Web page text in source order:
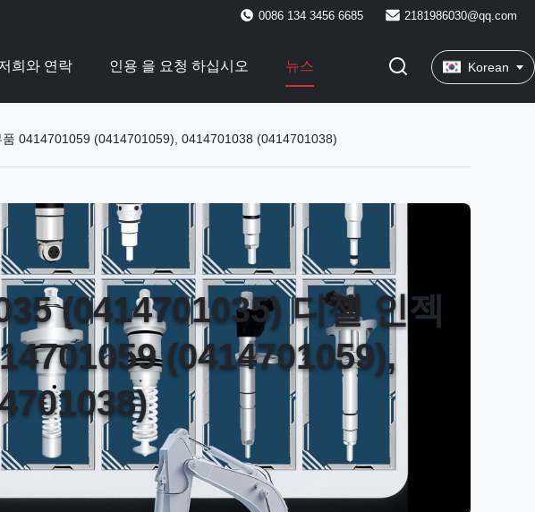
0086 134 3456 6685 2181986030@qq.com
희와 연락 인용 을 요청 하십시오 뉴스 Korean
0414701059 (0414701059), 0414701038 (0414701038)
(0414701035) 디젤 인젝
(0414701059),